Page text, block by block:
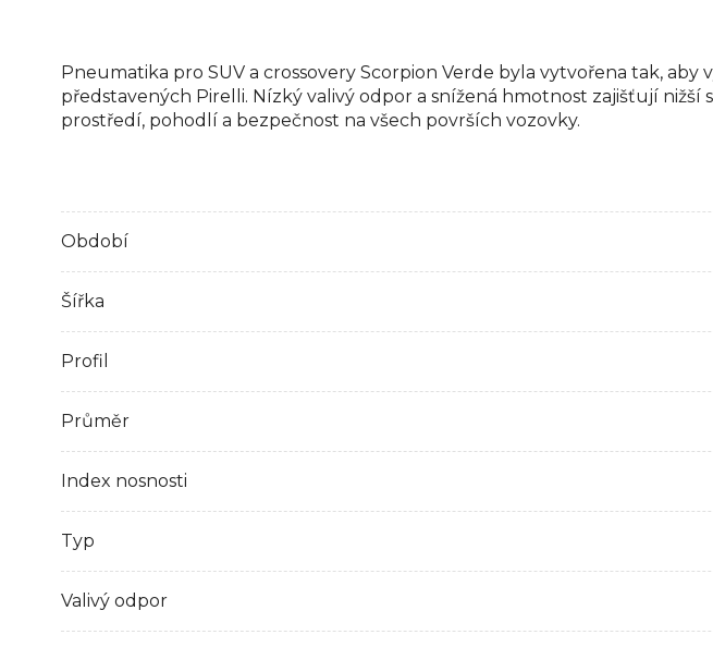
Pneumatika pro SUV a crossovery Scorpion Verde byla vytvořena tak,
představených Pirelli. Nízký valivý odpor a snížená hmotnost zajišťují
prostředí, pohodlí a bezpečnost na všech površích vozovky.
Období
Šířka
Profil
Průměr
Index nosnosti
Typ
Valivý odpor